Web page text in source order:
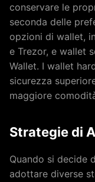
conservare le
seconda delle
opzioni di wallet,
e Trezor, e wallet
Wallet. I wallet
sicurezza
maggiore
Strategie di
Quando si decide
adottare diverse